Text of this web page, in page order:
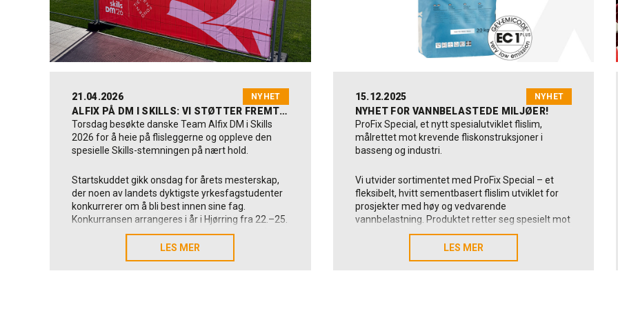
gjennom sommeren, hvor vi fortsatt står klare til
å hjelpe når det er behov for oss.
Vi håper at tiden som kommer byr på både
avslapning, minnerike opplevelser og fornyet
Riktig god sommer fra alle oss i Alfix 😊
21.04.2026 NYHET
ALFIX PÅ DM I SKILLS: VI STØTTER FREMTIDENS FLISLEGGERE
Torsdag besøkte danske Team Alfix DM i Skills
2026 for å heie på flisleggerne og oppleve den
spesielle Skills-stemningen på nært hold.
Startskuddet gikk onsdag for årets mesterskap,
der noen av landets dyktigste yrkesfagstudenter
konkurrerer om å bli best innen sine fag.
Konkurransen arrangeres i år i Hjørring fra 22.–25.
april og samler rundt 300 deltakere fordelt på 48
LES MER
LES MER
15.12.2025 NYHET
NYHET FOR VANNBELASTEDE MILJØER!
ProFix Special, et nytt spesialutviklet flislim,
målrettet mot krevende fliskonstruksjoner i
basseng og industri.
Vi utvider sortimentet med ProFix Special – et
fleksibelt, hvitt sementbasert flislim utviklet for
prosjekter med høy og vedvarende
vannbelastning. Produktet retter seg spesielt mot
profesjonelle innen bassengbygging,
wellnessområder og industrimiljøer, hvor styrke,
vannbestandighet og lang levetid er avgjørende.
LES MER
LES MER